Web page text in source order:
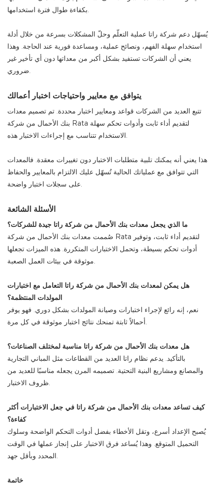
بكفاءة طوال فترة استخدامها.
يُسهّل دعم شركة راتا عملية التعلّم وحلّ المشكلات بسرعة من خلال أدلة
استخدام سهلة الفهم، ونصائح عملية، ومساعدة فورية عند الحاجة. وهذا
يعني أن الشركات تستفيد بشكل أكبر من معداتها دون أي تأخير غير
ضروري.
يتوافق مع معايير واحتياجات اختبار أعمالك
تتبع العديد من الشركات قواعد ومعايير اختبار محددة. تم تصميم معدات
بنك الأحمال من شركة Rata لتقديم أداء ثابت وأدوات تحكم سهلة
الاستخدام تتناسب مع إجراءات الاختبار هذه.
هذا يعني أنه يمكنك تلبية متطلبات الاختبار دون تغييرات معقدة. فالمعدات
التي تتوافق مع عملياتك الحالية تُسهّل عليك الالتزام بالمعايير والحفاظ
على سجلات اختبار واضحة.
الأسئلة الشائعة
ما الذي يجعل معدات بنك الأحمال من شركة راتا جيدة للشركات؟
صُممت معدات بنك الأحمال من شركة Rata لتقديم أداء ثابت، وتوفير
أدوات تحكم بسيطة، وتحمل الاختبارات المتكررة. هذه الميزات تجعلها
موثوقة في بيئات العمل الصعبة.
هل يمكن لمعدات بنك الأحمال من شركة راتا التعامل مع اختبارات
المولدات المنتظمة؟
نعم، إنه رائع لإجراء اختبارات وصيانة المولدات بشكل دوري. فهو يوفر
أحمالاً ثابتة تمنحك نتائج اختبار موثوقة في كل مرة.
هل معدات بنك الأحمال من شركة راتا مناسبة لمختلف الصناعات؟
بالتأكيد. يدعم نظام راتا العديد من القطاعات مثل المباني التجارية
والمصانع ومشاريع البنية التحتية. تصميمه المرن يجعله مناسبًا للعديد من
ظروف الاختبار.
كيف تساعد معدات بنك الأحمال من شركة راتا في جعل الاختبارات أكثر
كفاءة؟
يُصبح الإعداد أسرع، وتقل الأخطاء بفضل أدوات التحكم الواضحة وسلوك
التحميل المتوقع. وهذا يُساعد فرق الاختبار على إنجاز عملها في الوقت
المحدد وبأقل جهد.
خاتمة